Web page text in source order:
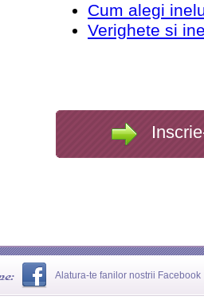
Cum alegi
Verighete si
Alatura-te fanilor nostrii Facebook